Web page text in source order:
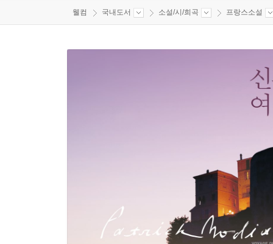
웰컴 국내도서 소설/시/희곡 프랑스소설